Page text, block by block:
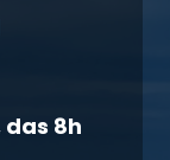
8h